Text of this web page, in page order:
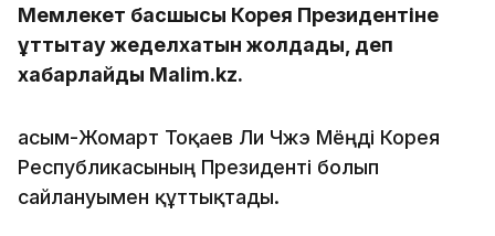
Мемлекет басшысы Корея Президентіне
құттықтау жеделхатын жолдады, деп
хабарлайды Malim.kz.
Қасым-Жомарт Тоқаев Ли Чжэ Мёңді Корея
Республикасының Президенті болып
сайлануымен құттықтады.